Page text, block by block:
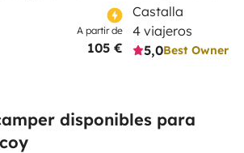
A partir de
105 €
Castalla
4 viajeros
5,0Best Owner
disponibles para